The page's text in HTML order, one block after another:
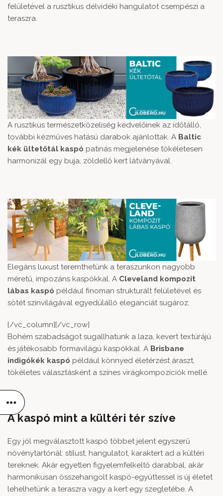
felületével a rusztikus délvidéki hangulatot csempészi a
teraszra.
A rusztikus természetközeliség kedvelőinek az időtálló,
további kézműves hatású darabok ajánlottak. A Baltic
kék ültetőtál kaspó patinás megjelenése tökéletesen
harmonizál egy buja, zöldellő kert látványával.
Elegáns luxust teremthetünk a teraszunkon nagyobb
méretű, impozáns kaspókkal. A Cleveland kompozit
lábas kaspó például finoman strukturált felületével és
sötét színvilágával egyedülálló eleganciát sugároz.
[/vc_column][/vc_row]
Bohém szabadságot sugallhatunk a laza, kevert textúrájú
és játékosabb formavilágú kaspókkal. A Brisbane
indigókék kaspó például könnyed életérzést áraszt,
tökéletes választásként a színes virágkompozíciók mellé.
A kaspó mint a kültéri tér szíve
Egy jól megválasztott kaspó többet jelent egyszerű
növénytartónál: stílust, hangulatot, karaktert ad a kültéri
tereknek. Akár egyetlen figyelemfelkeltő darabbal, akár
harmonikusan összehangolt kaspó-együttessel is új életet
lehelhetünk a teraszra vagy a kert egy szegletébe. A